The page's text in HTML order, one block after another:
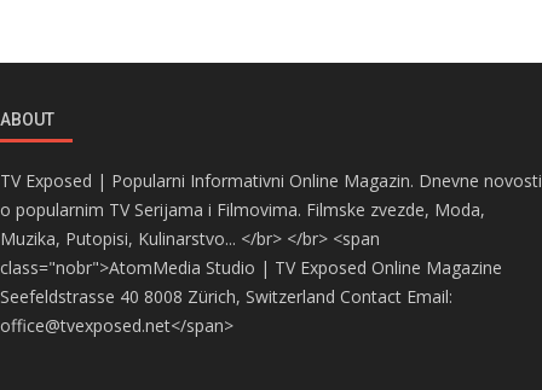
ABOUT
TV Exposed | Popularni Informativni Online Magazin. Dnevne novosti
o popularnim TV Serijama i Filmovima. Filmske zvezde, Moda,
Muzika, Putopisi, Kulinarstvo... </br> </br> <span
class="nobr">AtomMedia Studio | TV Exposed Online Magazine
Seefeldstrasse 40 8008 Zürich, Switzerland Contact Email:
office@tvexposed.net</span>